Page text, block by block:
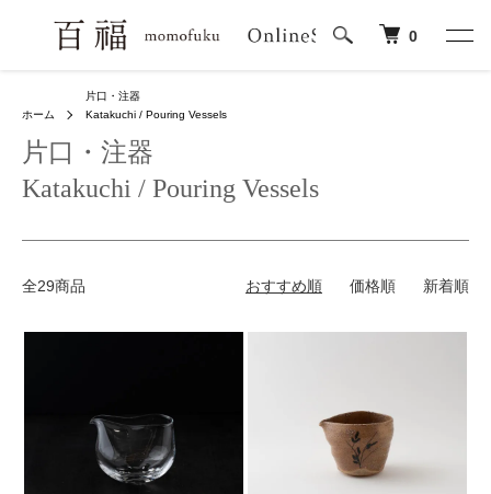
0
ホーム
片口・注器
Katakuchi / Pouring Vessels
片口・注器
Katakuchi / Pouring Vessels
全29商品 おすすめ順 価格順 新着順